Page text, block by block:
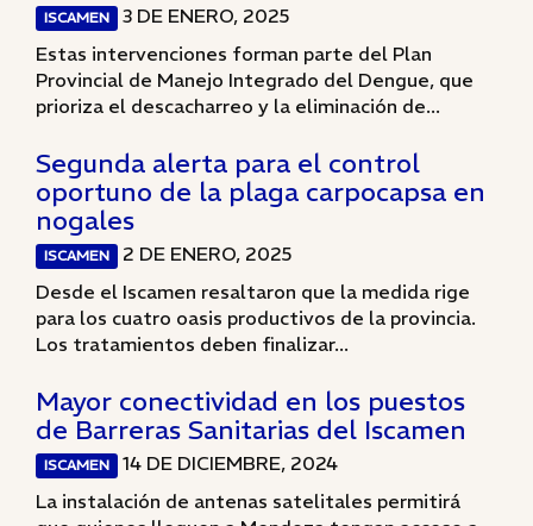
ISCAMEN
3 DE ENERO, 2025
Estas intervenciones forman parte del Plan
Provincial de Manejo Integrado del Dengue, que
prioriza el descacharreo y la eliminación de...
Segunda alerta para el control
oportuno de la plaga carpocapsa en
nogales
ISCAMEN
2 DE ENERO, 2025
Desde el Iscamen resaltaron que la medida rige
para los cuatro oasis productivos de la provincia.
Los tratamientos deben finalizar...
Mayor conectividad en los puestos
de Barreras Sanitarias del Iscamen
ISCAMEN
14 DE DICIEMBRE, 2024
La instalación de antenas satelitales permitirá